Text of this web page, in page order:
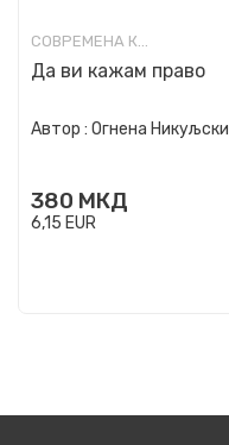
СОВРЕМЕНА КНИЖЕВНОСТ
Да ви кажам право
Автор : Огнена Никуљски
380 МКД
6,15 EUR